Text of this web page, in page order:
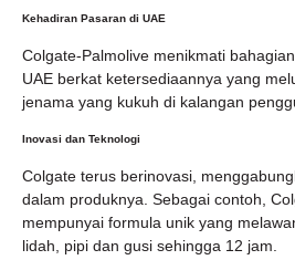
Kehadiran Pasaran di UAE
Colgate-Palmolive menikmati
UAE berkat ketersediaannya yang
jenama yang kukuh di kalangan
Inovasi dan Teknologi
Colgate terus berinovasi,
dalam produknya. Sebagai contoh,
mempunyai formula unik yang
lidah, pipi dan gusi sehingga 12 jam.